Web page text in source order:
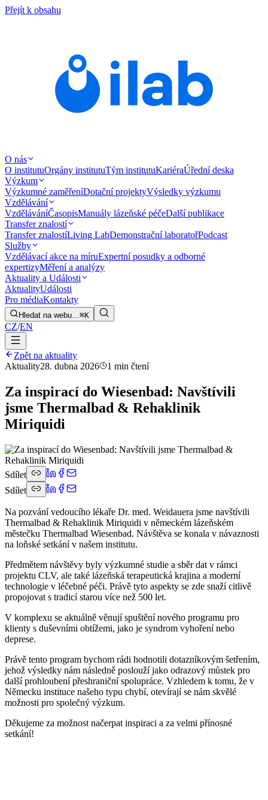
Přejít k obsahu
O nás
O institutuOrgány institutuTým institutuKariéraÚřední deska
Výzkum
Výzkumné zaměřeníDotační projektyVýsledky výzkumu
Vzdělávání
VzděláváníČasopisManuály lázeňské péčeDalší publikace
Transfer znalostí
Transfer znalostíLiving LabDemonstrační laboratořPodcast
Služby
Vzdělávací akce na míruExpertní posudky a odborné
expertizyMěření a analýzy
Aktuality a Události
AktualityUdálosti
Pro médiaKontakty
Hledat na webu…⌘K
CZ/EN
Zpět na aktuality
Aktuality28. dubna 2026 1 min čtení
Za inspirací do Wiesenbad: Navštívili
jsme Thermalbad & Rehaklinik
Miriquidi
Sdílet
Sdílet
Na pozvání vedoucího lékaře Dr. med. Weidauera jsme navštívili
Thermalbad & Rehaklinik Miriquidi v německém lázeňském
městečku Thermalbad Wiesenbad. Návštěva se konala v návaznosti
na loňské setkání v našem institutu.
Předmětem návštěvy byly výzkumné studie a sběr dat v rámci
projektu CLV, ale také lázeňská terapeutická krajina a moderní
technologie v léčebné péči. Právě tyto aspekty se zde snaží citlivě
propojovat s tradicí starou více než 500 let.
V komplexu se aktuálně věnují spuštění nového programu pro
klienty s duševními obtížemi, jako je syndrom vyhoření nebo
deprese.
Právě tento program bychom rádi hodnotili dotazníkovým šetřením,
jehož výsledky nám následně poslouží jako odrazový můstek pro
další prohloubení přeshraniční spolupráce. Vzhledem k tomu, že v
Německu instituce našeho typu chybí, otevírají se nám skvělé
možnosti pro společný výzkum.
Děkujeme za možnost načerpat inspiraci a za velmi přínosné
setkání!